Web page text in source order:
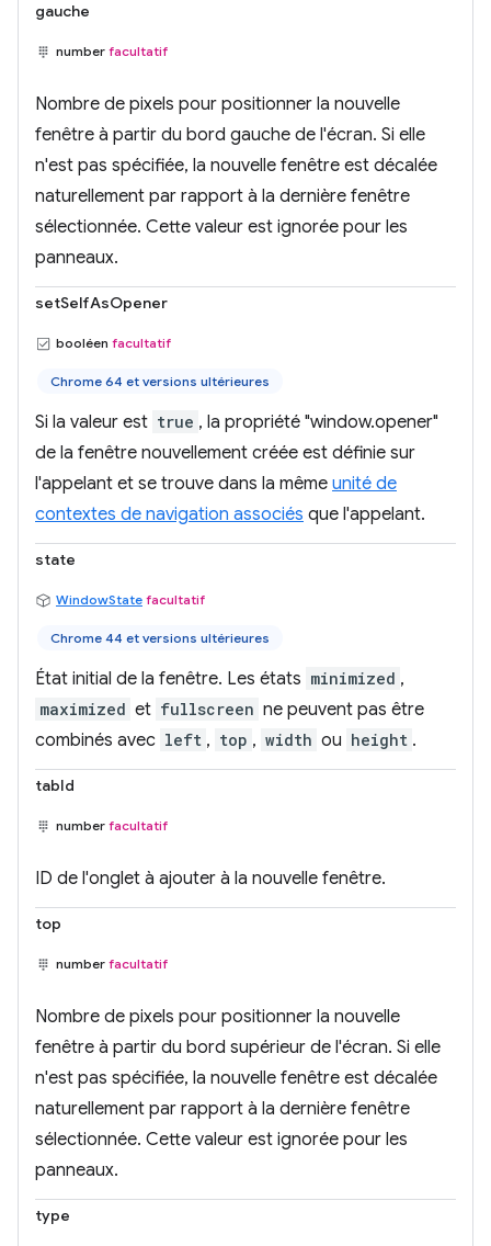
gauche
number facultatif
Nombre de pixels pour positionner la nouvelle
fenêtre à partir du bord gauche de l'écran. Si elle
n'est pas spécifiée, la nouvelle fenêtre est décalée
naturellement par rapport à la dernière fenêtre
sélectionnée. Cette valeur est ignorée pour les
panneaux.
setSelfAsOpener
booléen facultatif
Chrome 64 et versions ultérieures
Si la valeur est true , la propriété "window.opener"
de la fenêtre nouvellement créée est définie sur
l'appelant et se trouve dans la même unité de
contextes de navigation associés que l'appelant.
state
WindowState facultatif
Chrome 44 et versions ultérieures
État initial de la fenêtre. Les états minimized ,
maximized et fullscreen ne peuvent pas être
combinés avec left , top , width ou height .
tabId
number facultatif
ID de l'onglet à ajouter à la nouvelle fenêtre.
top
number facultatif
Nombre de pixels pour positionner la nouvelle
fenêtre à partir du bord supérieur de l'écran. Si elle
n'est pas spécifiée, la nouvelle fenêtre est décalée
naturellement par rapport à la dernière fenêtre
sélectionnée. Cette valeur est ignorée pour les
panneaux.
type